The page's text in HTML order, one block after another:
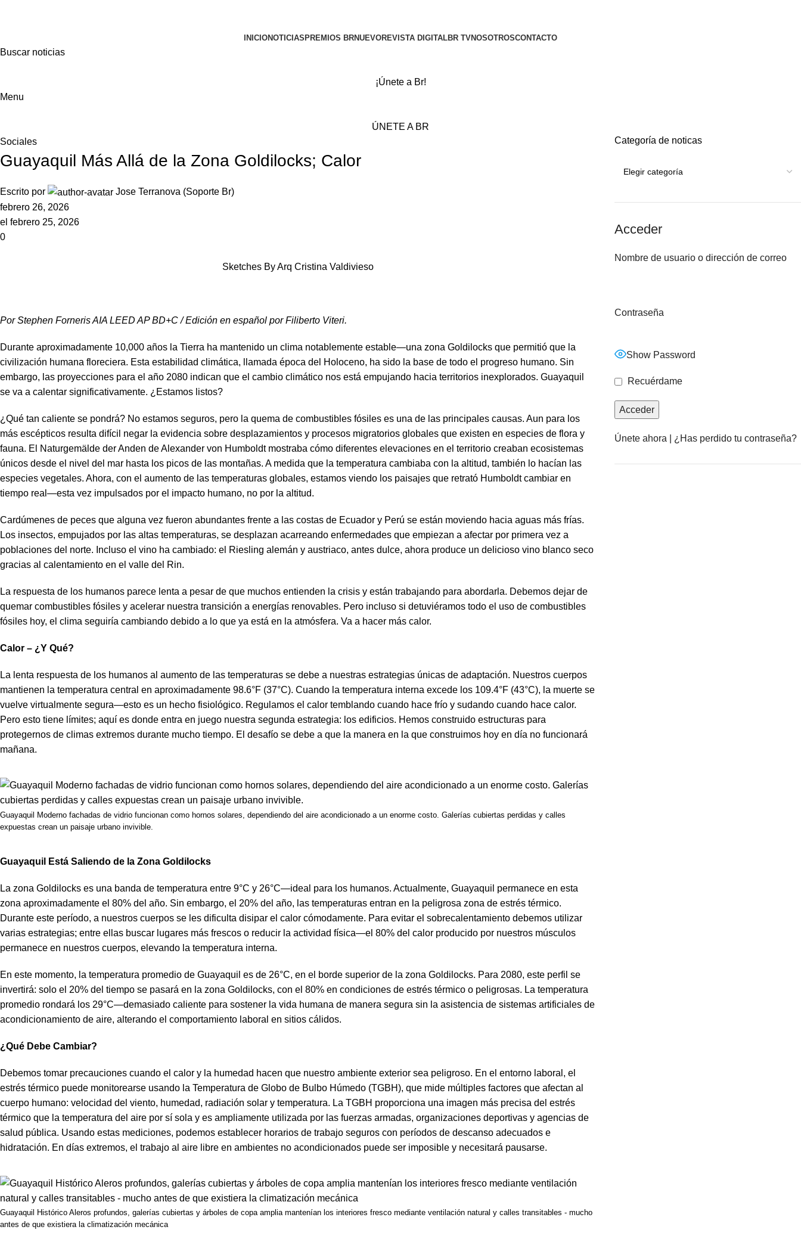
INICIONOTICIAS PREMIOS BRNUEVOREVISTA DIGITALBR TVNOSOTROSCONTACTO
Buscar noticias
¡Únete a Br!
Menu
ÚNETE A BR
Sociales
Guayaquil Más Allá de la Zona Goldilocks; Calor
Escrito por
Jose Terranova (Soporte Br)
febrero 26, 2026
el febrero 25, 2026
0
Sketches By Arq Cristina Valdivieso
Por Stephen Forneris AIA LEED AP BD+C / Edición en español por Filiberto Viteri.
Durante aproximadamente 10,000 años la Tierra ha mantenido un clima notablemente estable—una zona Goldilocks que permitió que la
civilización humana floreciera. Esta estabilidad climática, llamada época del Holoceno, ha sido la base de todo el progreso humano. Sin
embargo, las proyecciones para el año 2080 indican que el cambio climático nos está empujando hacia territorios inexplorados. Guayaquil
se va a calentar significativamente. ¿Estamos listos?
¿Qué tan caliente se pondrá? No estamos seguros, pero la quema de combustibles fósiles es una de las principales causas. Aun para los
más escépticos resulta difícil negar la evidencia sobre desplazamientos y procesos migratorios globales que existen en especies de flora y
fauna. El Naturgemälde der Anden de Alexander von Humboldt mostraba cómo diferentes elevaciones en el territorio creaban ecosistemas
únicos desde el nivel del mar hasta los picos de las montañas. A medida que la temperatura cambiaba con la altitud, también lo hacían las
especies vegetales. Ahora, con el aumento de las temperaturas globales, estamos viendo los paisajes que retrató Humboldt cambiar en
tiempo real—esta vez impulsados por el impacto humano, no por la altitud.
Cardúmenes de peces que alguna vez fueron abundantes frente a las costas de Ecuador y Perú se están moviendo hacia aguas más frías.
Los insectos, empujados por las altas temperaturas, se desplazan acarreando enfermedades que empiezan a afectar por primera vez a
poblaciones del norte. Incluso el vino ha cambiado: el Riesling alemán y austriaco, antes dulce, ahora produce un delicioso vino blanco seco
gracias al calentamiento en el valle del Rin.
La respuesta de los humanos parece lenta a pesar de que muchos entienden la crisis y están trabajando para abordarla. Debemos dejar de
quemar combustibles fósiles y acelerar nuestra transición a energías renovables. Pero incluso si detuviéramos todo el uso de combustibles
fósiles hoy, el clima seguiría cambiando debido a lo que ya está en la atmósfera. Va a hacer más calor.
Calor – ¿Y Qué?
La lenta respuesta de los humanos al aumento de las temperaturas se debe a nuestras estrategias únicas de adaptación. Nuestros cuerpos
mantienen la temperatura central en aproximadamente 98.6°F (37°C). Cuando la temperatura interna excede los 109.4°F (43°C), la muerte se
vuelve virtualmente segura—esto es un hecho fisiológico. Regulamos el calor temblando cuando hace frío y sudando cuando hace calor.
Pero esto tiene límites; aquí es donde entra en juego nuestra segunda estrategia: los edificios. Hemos construido estructuras para
protegernos de climas extremos durante mucho tiempo. El desafío se debe a que la manera en la que construimos hoy en día no funcionará
mañana.
Guayaquil Moderno fachadas de vidrio funcionan como hornos solares, dependiendo del aire acondicionado a un enorme costo. Galerías cubiertas perdidas y calles
expuestas crean un paisaje urbano invivible.
Guayaquil Está Saliendo de la Zona Goldilocks
La zona Goldilocks es una banda de temperatura entre 9°C y 26°C—ideal para los humanos. Actualmente, Guayaquil permanece en esta
zona aproximadamente el 80% del año. Sin embargo, el 20% del año, las temperaturas entran en la peligrosa zona de estrés térmico.
Durante este período, a nuestros cuerpos se les dificulta disipar el calor cómodamente. Para evitar el sobrecalentamiento debemos utilizar
varias estrategias; entre ellas buscar lugares más frescos o reducir la actividad física—el 80% del calor producido por nuestros músculos
permanece en nuestros cuerpos, elevando la temperatura interna.
En este momento, la temperatura promedio de Guayaquil es de 26°C, en el borde superior de la zona Goldilocks. Para 2080, este perfil se
invertirá: solo el 20% del tiempo se pasará en la zona Goldilocks, con el 80% en condiciones de estrés térmico o peligrosas. La temperatura
promedio rondará los 29°C—demasiado caliente para sostener la vida humana de manera segura sin la asistencia de sistemas artificiales de
acondicionamiento de aire, alterando el comportamiento laboral en sitios cálidos.
¿Qué Debe Cambiar?
Debemos tomar precauciones cuando el calor y la humedad hacen que nuestro ambiente exterior sea peligroso. En el entorno laboral, el
estrés térmico puede monitorearse usando la Temperatura de Globo de Bulbo Húmedo (TGBH), que mide múltiples factores que afectan al
cuerpo humano: velocidad del viento, humedad, radiación solar y temperatura. La TGBH proporciona una imagen más precisa del estrés
térmico que la temperatura del aire por sí sola y es ampliamente utilizada por las fuerzas armadas, organizaciones deportivas y agencias de
salud pública. Usando estas mediciones, podemos establecer horarios de trabajo seguros con períodos de descanso adecuados e
hidratación. En días extremos, el trabajo al aire libre en ambientes no acondicionados puede ser imposible y necesitará pausarse.
Guayaquil Histórico Aleros profundos, galerías cubiertas y árboles de copa amplia mantenían los interiores fresco mediante ventilación natural y calles transitables - mucho
antes de que existiera la climatización mecánica
Categoría de noticas
Acceder
Nombre de usuario o dirección de correo
Contraseña
Show Password
Recuérdame
Únete ahora ¿Has perdido tu contraseña?